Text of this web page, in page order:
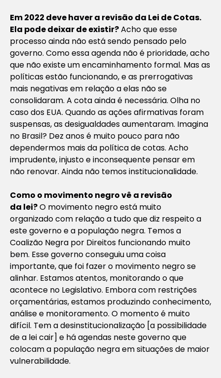
Em 2022 deve haver a revisão da Lei de Cotas.
Ela pode deixar deexistir?Acho que esse
processo ainda não está sendo pensado pelo
governo. Como essa agenda não é prioridade, acho
que não existe um encaminhamento formal. Mas as
políticas estão funcionando, e as prerrogativas
mais negativas em relação a elas não se
consolidaram. A cota ainda é necessária. Olha no
caso dos EUA. Quando as ações afirmativas foram
suspensas, as desigualdades aumentaram. Imagina
no Brasil? Dez anos é muito pouco para não
dependermos mais da política de cotas. Acho
imprudente, injusto e inconsequente pensar em
não renovar. Ainda não temos institucionalidade.
Como o movimento negro vê a revisão
da lei?O movimento negro está muito
organizado com relação a tudo que diz respeito a
este governo e a população negra. Temos a
Coalizão Negra por Direitos funcionando muito
bem. Esse governo conseguiu uma coisa
importante, que foi fazer o movimento negro se
alinhar. Estamos atentos, monitorando o que
acontece no Legislativo. Embora com restrições
orçamentárias, estamos produzindo conhecimento,
análise e monitoramento. O momento é muito
difícil. Tem a desinstitucionalização [a possibilidade
de a lei cair] e há agendas neste governo que
colocam a população negra em situações de maior
vulnerabilidade.